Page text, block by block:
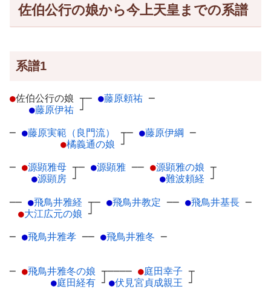
佐伯公行の娘から今上天皇までの系譜
系譜1
●佐伯公行の娘 ┬
●藤原伊祐 ┘
─ ●藤原頼祐 ─
─ ●藤原実範（良門流）
┬
●橘義通の娘 ┘
─ ●藤原伊綱 ─
─ ●源顕雅母 ┬
●源顕房 ┘
─ ●源顕雅 ── ●源顕雅の娘 ┬
●難波頼経 ┘
── ●飛鳥井雅経 ┬
●大江広元の娘 ┘
─ ●飛鳥井教定 ── ●飛鳥井基長 ─
─ ●飛鳥井雅孝 ── ●飛鳥井雅冬 ─
─ ●飛鳥井雅冬の娘 ┬
●庭田経有 ┘
──── ●庭田幸子 ┬
●伏見宮貞成親王 ┘